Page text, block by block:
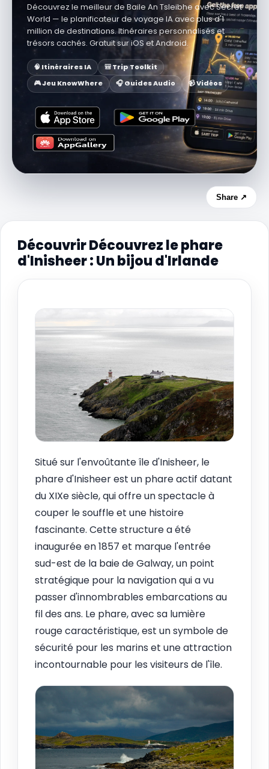
Découvrez le meilleur de Baile An Tsleibhe avec Secret
World — le planificateur de voyage IA avec plus d'1
million de destinations. Itinéraires personnalisés et
trésors cachés. Gratuit sur iOS et Android.
🧠 Itinéraires IA
🎒 Trip Toolkit
🎮 Jeu KnowWhere
🎧 Guides Audio 📹 Vidéos
Share ↗
Découvrir Découvrez le phare
d'Inisheer : Un bijou d'Irlande
Situé sur l'envoûtante île d'Inisheer, le
phare d'Inisheer est un phare actif datant
du XIXe siècle, qui offre un spectacle à
couper le souffle et une histoire
fascinante. Cette structure a été
inaugurée en 1857 et marque l'entrée
sud-est de la baie de Galway, un point
stratégique pour la navigation qui a vu
passer d'innombrables embarcations au
fil des ans. Le phare, avec sa lumière
rouge caractéristique, est un symbole de
sécurité pour les marins et une attraction
incontournable pour les visiteurs de l'île.